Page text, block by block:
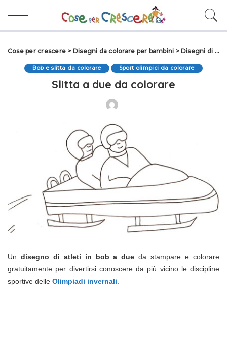
Cose per crescere > Disegni da colorare per bambini > Disegni di sport da colorare
Bob e slitta da colorare Sport olimpici da colorare
Slitta a due da colorare
Un disegno di atleti in bob a due da stampare e colorare
gratuitamente per divertirsi conoscere da più vicino le discipline
sportive delle Olimpiadi invernali.